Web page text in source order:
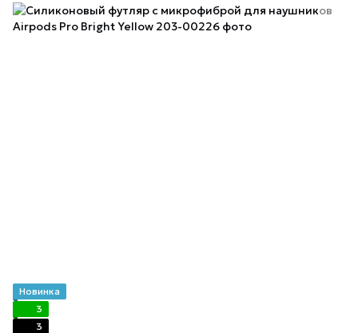
Новинка
3
3